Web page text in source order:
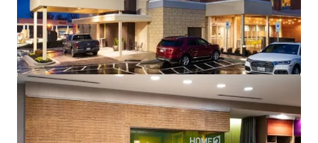
build) and will require a
minimal change of ownership PIP
3rdParty Managed:the Hotel is currently operated by a
3 rdparty mgmt. company
offering exceptional upside to drive cash flow